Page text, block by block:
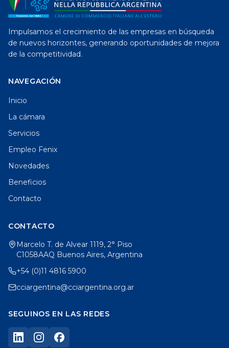
Impulsamos el crecimiento de las empresas en búsqueda
de nuevos horizontes, generando oportunidades de mejora
de la competitividad.
NAVEGACIÓN
Inicio
La cámara
Servicios
Empleo Fenix
Novedades
Beneficios
Contacto
CONTACTO
Marcelo T. de Alvear 1119, 2° Piso
C1058AAQ Buenos Aires, Argentina
+54 (0)11 4816 5900
cciargentina@cciargentina.org.ar
SEGUINOS EN LAS REDES